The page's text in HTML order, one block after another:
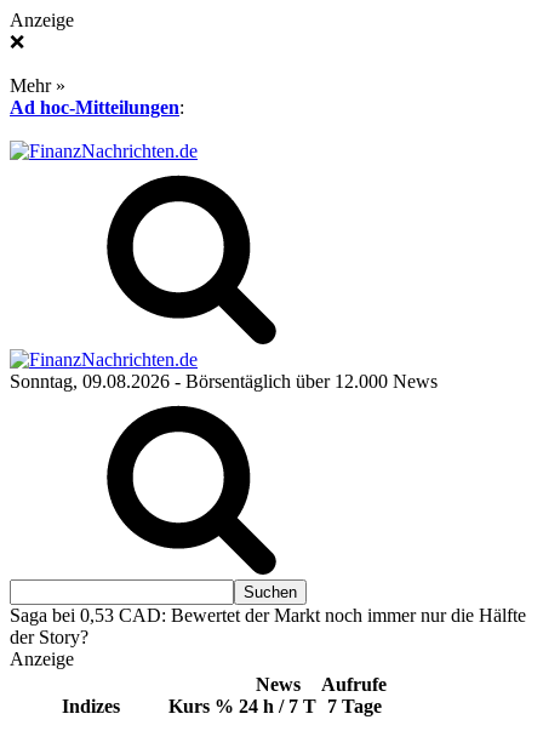
Anzeige
❌
Mehr »
Ad hoc-Mitteilungen:
Sonntag, 09.08.2026 - Börsentäglich über 12.000 News
Saga bei 0,53 CAD: Bewertet der Markt noch immer nur die Hälfte
der Story?
Anzeige
Indizes Kurs %
News
24 h / 7 T
Aufrufe
7 Tage